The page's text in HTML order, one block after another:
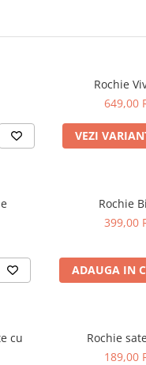
Rochie
649,00
VEZI
Rochie
399,00
ADAUGA IN
cu
Rochie
189,00